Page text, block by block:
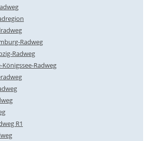
Radweg
Radweg
Königssee-Radweg
R1